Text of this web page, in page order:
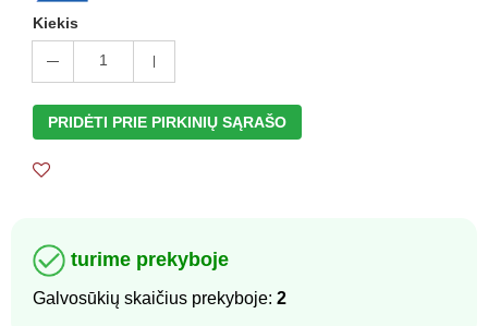
Kiekis
1
PRIDĖTI PRIE PIRKINIŲ SĄRAŠO
turime prekyboje
Galvosūkių skaičius prekyboje: 2